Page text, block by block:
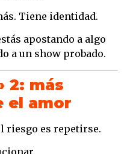
Tiene identidad.
apostando a algo
a un show probado.
2: más
el amor
riesgo es repetirse.